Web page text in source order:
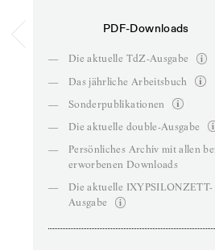
PDF-Downloads
—
Die aktuelle TdZ-Ausgabe
—
Das jährliche Arbeitsbuch
—
Sonderpublikationen
—
Die aktuelle double-Ausgabe
—
Persönliches Archiv mit allen
erworbenen Downloads
—
Die aktuelle IXYPSILONZETT-
Ausgabe